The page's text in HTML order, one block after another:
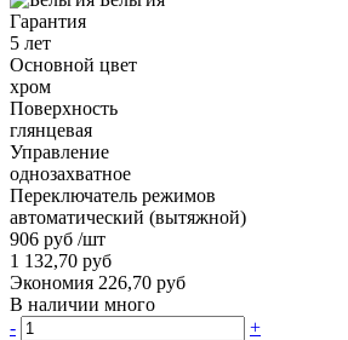
Гарантия
5 лет
Основной цвет
хром
Поверхность
глянцевая
Управление
однозахватное
Переключатель режимов
автоматический (вытяжной)
906 руб /шт
1 132,70 руб
Экономия 226,70 руб
В наличии много
-
+